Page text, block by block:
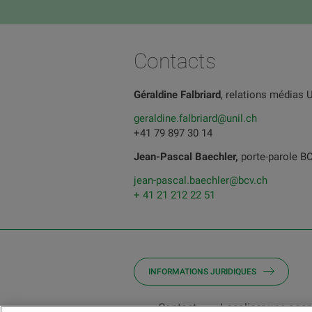
Contacts
Géraldine Falbriard, relations médias
geraldine.falbriard@unil.ch
+41 79 897 30 14
Jean-Pascal Baechler, porte-parole
jean-pascal.baechler@bcv.ch
+ 41 21 212 22 51
INFORMATIONS JURIDIQUES
Contact Localiser une